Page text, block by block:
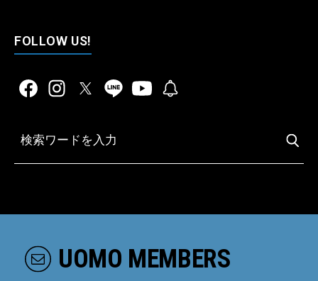
FOLLOW US!
UOMO MEMBERS